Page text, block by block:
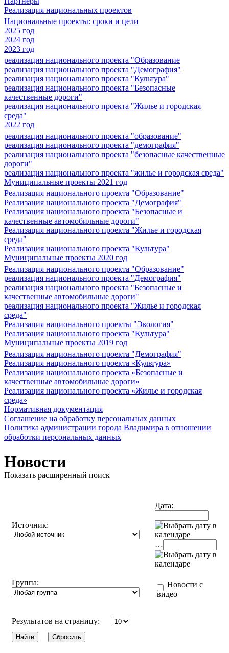
Реализация национальных проектов
Национальные проекты: сроки и цели
2025 год
2024 год
2023 год
реализация национального проекта "Образование
реализация национального проекта "Демография"
реализация национального проекта "Культура"
реализация национального проекта "Безопасные
качественные дороги"
реализация национального проекта "Жилье и городская
среда"
2022 год
реализация национального проекта "образование"
реализация национального проекта "демография"
реализация национального проекта "безопасные качественные
дороги"
реализация национального проекта "жилье и городская среда"
Муниципальные проекты 2021 год
Реализация национального проекта "Образование"
Реализация национального проекта "Демография"
Реализация национального проекта "Безопасные и
качественные автомобильные дороги"
Реализация национального проекта "Жилье и городская
среда"
Реализация национального проекта "Культура"
Муниципальные проекты 2020 год
Реализация национального проекта "Образование"
реализация национального проекта "Демография"
реализация национального проекта "Безопасные и
качественные автомобильные дороги"
реализация национального проекта "Жилье и городская
среда"
Реализация национального проекты "Экология"
Реализация национального проекта "Культура"
Муниципальные проекты 2019 год
Реализация национального проекта "Демография"
Реализация национального проекта «Культура»
Реализация национального проекта «Безопасные и
качественные автомобильные дороги»
Реализация национального проекта «Жилье и городская
среда»
Нормативная документация
Соглашение на обработку персональных данных
Политика администрации города Владимира в отношении
обработки персональных данных
Новости
Показать расширенный поиск
Источник:
Дата:
…
Группа:
Новости с
видео
Результатов на страницу: